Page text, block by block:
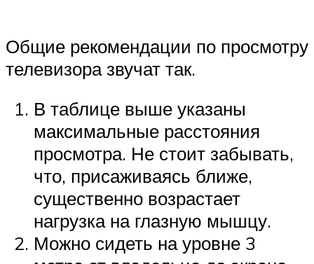
Общие рекомендации по просмотру
телевизора звучат так.
В таблице выше указаны
максимальные расстояния
просмотра. Не стоит забывать,
что, присаживаясь ближе,
существенно возрастает
нагрузка на глазную мышцу.
Можно сидеть на уровне 3